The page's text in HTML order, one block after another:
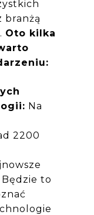
branżą
Oto kilka
Na
2200
to